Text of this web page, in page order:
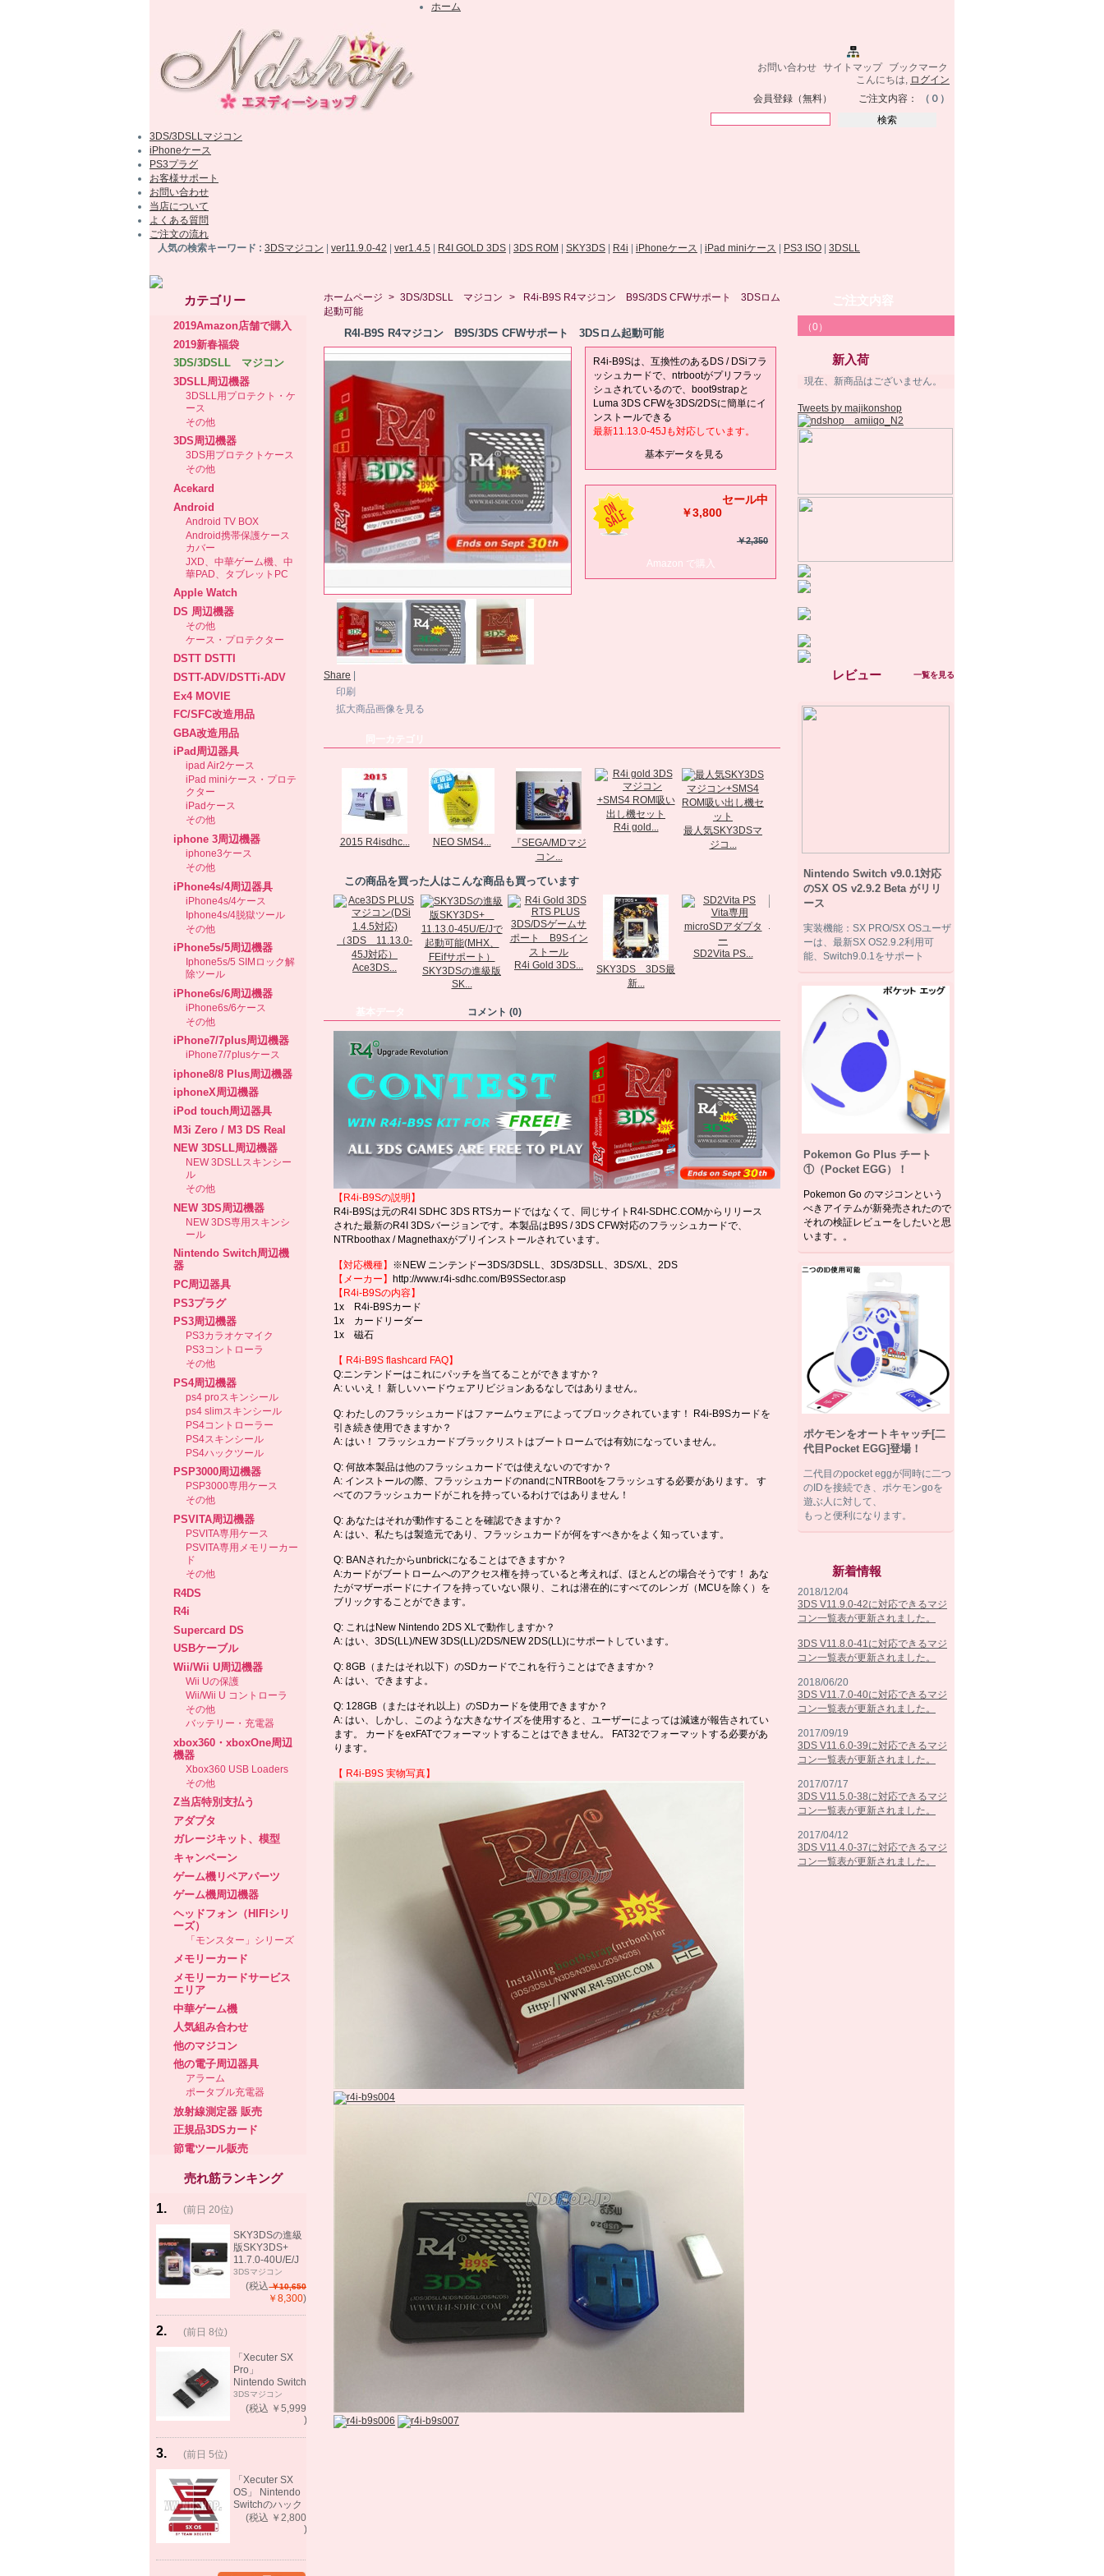
お問い合わせ サイトマップ
ブックマーク
こんにちは,
ログイン
ご注文内容： （０）
会員登録（無料）
ホーム
3DS/3DSLLマジコン
iPhoneケース
PS3プラグ
お客様サポート
お問い合わせ
当店について
よくある質問
ご注文の流れ
人気の検索キーワード : 3DSマジコン ver11.9.0-42 ver1.4.5 R4I GOLD 3DS 3DS ROM SKY3DS R4i iPhoneケース iPad miniケース PS3 ISO 3DSLL
カテゴリー
2019Amazon店舗で購入
2019新春福袋
3DS/3DSLL マジコン
3DSLL周辺機器
3DSLL用プロテクト・ケ
ース
その他
3DS周辺機器
3DS用プロテクトケース
その他
Acekard
Android
Android TV BOX
Android携帯保護ケース
カバー
JXD、中華ゲーム機、中
華PAD、タブレットPC
Apple Watch
DS 周辺機器
その他
ケース・プロテクター
DSTT DSTTI
DSTT-ADV/DSTTi-ADV
Ex4 MOVIE
FC/SFC改造用品
GBA改造用品
iPad周辺器具
ipad Air2ケース
iPad miniケース・プロテ
クター
iPadケース
その他
iphone 3周辺機器
iphone3ケース
その他
iPhone4s/4周辺器具
iPhone4s/4ケース
Iphone4s/4脱獄ツール
その他
iPhone5s/5周辺機器
Iphone5s/5 SIMロック解
除ツール
iPhone6s/6周辺機器
iPhone6s/6ケース
その他
iPhone7/7plus周辺機器
iPhone7/7plusケース
iphone8/8 Plus周辺機器
iphoneX周辺機器
iPod touch周辺器具
M3i Zero / M3 DS Real
NEW 3DSLL周辺機器
NEW 3DSLLスキンシー
ル
その他
NEW 3DS周辺機器
NEW 3DS専用スキンシ
ール
Nintendo Switch周辺機
器
PC周辺器具
PS3プラグ
PS3周辺機器
PS3カラオケマイク
PS3コントローラ
その他
PS4周辺機器
ps4 proスキンシール
ps4 slimスキンシール
PS4コントローラー
PS4スキンシール
PS4ハックツール
PSP3000周辺機器
PSP3000専用ケース
その他
PSVITA周辺機器
PSVITA専用ケース
PSVITA専用メモリーカー
ド
その他
R4DS
R4i
Supercard DS
USBケーブル
Wii/Wii U周辺機器
Wii Uの保護
Wii/Wii U コントローラ
その他
バッテリー・充電器
xbox360・xboxOne周辺
機器
Xbox360 USB Loaders
その他
Z当店特別支払う
アダプタ
ガレージキット、模型
キャンペーン
ゲーム機リペアパーツ
ゲーム機周辺機器
ヘッドフォン（HIFIシリ
ーズ）
「モンスター」シリーズ
メモリーカード
メモリーカードサービス
エリア
中華ゲーム機
人気組み合わせ
他のマジコン
他の電子周辺器具
アラーム
ポータブル充電器
放射線測定器 販売
正規品3DSカード
節電ツール販売
売れ筋ランキング
1.
rank
(前日 20位)
SKY3DSの進級
版SKY3DS+
11.7.0-40U/E/J
で起動可能
(MHX、FEifサポ
3DSマジコン
(税込￥10,650
￥8,300)
2.
rank
(前日 8位)
「Xecuter SX
Pro」
Nintendo Switch
バックアップゲ
ーム起動可能
3DSマジコン
(税込 ￥5,999
)
3.
rank
up!
(前日 5位)
「Xecuter SX
OS」 Nintendo
Switchのハック
ツール バック
(税込 ￥2,800
)
ホームページ > 3DS/3DSLL マジコン >
R4i-B9S R4マジコン B9S/3DS CFWサポート 3DSロム
起動可能
R4I-B9S R4マジコン B9S/3DS CFWサポート 3DSロム起動可能
Share
印刷
拡大商品画像を見る
R4i-B9Sは、互換性のあるDS / DSiフラ
ッシュカードで、ntrbootがプリフラッ
シュされているので、boot9strapと
Luma 3DS CFWを3DS/2DSに簡単にイ
ンストールできる
最新11.13.0-45Jも対応しています。
基本データを見る
セール中
￥3,800
￥2,350
Amazon で購入
2015 R4isdhc... NEO SMS4...
『SEGA/MDマジ
コン...
R4i gold...
最人気SKY3DSマ
ジコ...
新...
この商品を買った人はこんな商品も買っています
Ace3DS...
SKY3DSの進級版
SK...
R4i Gold 3DS...
SKY3DS 3DS最
新...
SD2Vita PS...
R4 SDHC本体
（進級版）
コメント (0)
【R4i-B9Sの説明】
R4i-B9Sは元のR4I SDHC 3DS RTSカードではなくて、同じサイトR4I-SDHC.COMからリリース
された最新のR4I 3DSバージョンです。本製品はB9S / 3DS CFW対応のフラッシュカードで、
NTRboothax / Magnethaxがプリインストールされています。
【対応機種】 ※NEW ニンテンドー3DS/3DSLL、3DS/3DSLL、3DS/XL、2DS
【メーカー】 http://www.r4i-sdhc.com/B9SSector.asp
【 R4i-B9Sの内容】
1x R4i-B9Sカード
1x カードリーダー
1x 磁石
【 R4i-B9S flashcard FAQ】
Q:ニンテンドーはこれにパッチを当てることができますか？
A: いいえ！ 新しいハードウェアリビジョンあるなしではありません。
Q: わたしのフラッシュカードはファームウェアによってブロックされています！ R4i-B9Sカードを
引き続き使用できますか？
A: はい！ フラッシュカードブラックリストはブートロームでは有効になっていません。
Q: 何故本製品は他のフラッシュカードでは使えないのですか？
A: インストールの際、フラッシュカードのnandにNTRBootをフラッシュする必要があります。 す
べてのフラッシュカードがこれを持っているわけではありません！
Q: あなたはそれが動作することを確認できますか？
A: はい、私たちは製造元であり、フラッシュカードが何をすべきかをよく知っています。
Q: BANされたからunbrickになることはできますか？
A:カードがブートロームへのアクセス権を持っていると考えれば、ほとんどの場合そうです！ あな
たがマザーボードにナイフを持っていない限り、これは潜在的にすべてのレンガ（MCUを除く）を
ブリックすることができます。
Q: これはNew Nintendo 2DS XLで動作しますか？
A: はい、3DS(LL)/NEW 3DS(LL)/2DS/NEW 2DS(LL)にサポートしています。
Q: 8GB（またはそれ以下）のSDカードでこれを行うことはできますか？
A: はい、できますよ。
Q: 128GB（またはそれ以上）のSDカードを使用できますか？
A: はい、しかし、このような大きなサイズを使用すると、ユーザーによっては減速が報告されてい
ます。 カードをexFATでフォーマットすることはできません。 FAT32でフォーマットする必要があ
ります。
【 R4i-B9S 実物写真】
（0）
新入荷
現在、新商品はございません。
Tweets by majikonshop
レビュー 一覧を見る
Nintendo Switch v9.0.1対応
のSX OS v2.9.2 Beta がリリ
ース
実装機能：SX PRO/SX OSユーザ
ーは、最新SX OS2.9.2利用可
能、Switch9.0.1をサポート
Pokemon Go Plus チート
①（Pocket EGG）！
Pokemon Go のマジコンという
べきアイテムが新発売されたので
それの検証レビューをしたいと思
います。。
ポケモンをオートキャッチ[二
代目Pocket EGG]登場！
二代目のpocket eggが同時に二つ
のIDを接続でき、ポケモンgoを
遊ぶ人に対して、
もっと便利になります。
新着情報
2018/12/04
3DS V11.9.0-42に対応できるマジ
コン一覧表が更新されました。
3DS V11.8.0-41に対応できるマジ
コン一覧表が更新されました。
2018/06/20
3DS V11.7.0-40に対応できるマジ
コン一覧表が更新されました。
2017/09/19
3DS V11.6.0-39に対応できるマジ
コン一覧表が更新されました。
2017/07/17
3DS V11.5.0-38に対応できるマジ
コン一覧表が更新されました。
2017/04/12
3DS V11.4.0-37に対応できるマジ
コン一覧表が更新されました。